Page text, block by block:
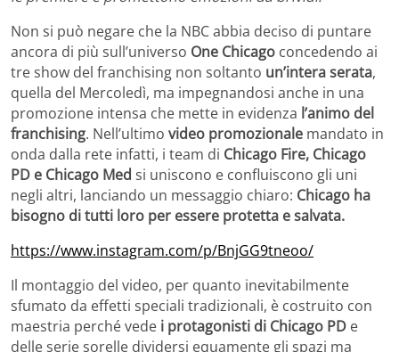
Non si può negare che la NBC abbia deciso di puntare
ancora di più sull’universo One Chicago concedendo ai
tre show del franchising non soltanto un’intera serata,
quella del Mercoledì, ma impegnandosi anche in una
promozione intensa che mette in evidenza l’animo del
franchising. Nell’ultimo video promozionale mandato in
onda dalla rete infatti, i team di Chicago Fire, Chicago
PD e Chicago Med si uniscono e confluiscono gli uni
negli altri, lanciando un messaggio chiaro: Chicago ha
bisogno di tutti loro per essere protetta e salvata.
https://www.instagram.com/p/BnjGG9tneoo/
Il montaggio del video, per quanto inevitabilmente
sfumato da effetti speciali tradizionali, è costruito con
maestria perché vede i protagonisti di Chicago PD e
delle serie sorelle dividersi equamente gli spazi ma